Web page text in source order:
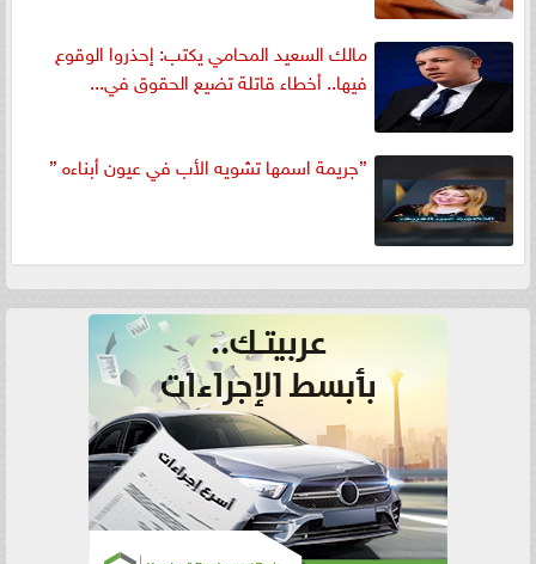
مالك السعيد المحامي يكتب: إحذروا الوقوع
فيها.. أخطاء قاتلة تضيع الحقوق في...
”جريمة اسمها تشويه الأب في عيون أبناءه ”